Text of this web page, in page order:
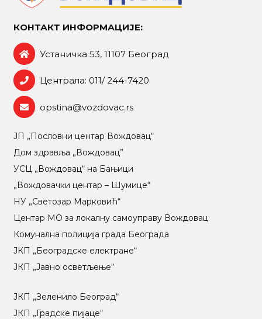
КОНТАКТ ИНФОРМАЦИЈЕ:
Устаничка 53, 11107 Београд
Централа: 011/ 244-7420
opstina@vozdovac.rs
ЈП „Пословни центар Вождовац“
Дом здравља „Вождовац”
УСЦ „Вождовац“ на Бањици
„Вождовачки центар – Шумице“
НУ „Светозар Марковић“
Центар МO за локалну самоуправу Вождовац
Комунална полиција града Београда
ЈКП „Београдске електране“
ЈКП „Јавно осветљење“
ЈКП „Зеленило Београд“
ЈКП „Градске пијаце“